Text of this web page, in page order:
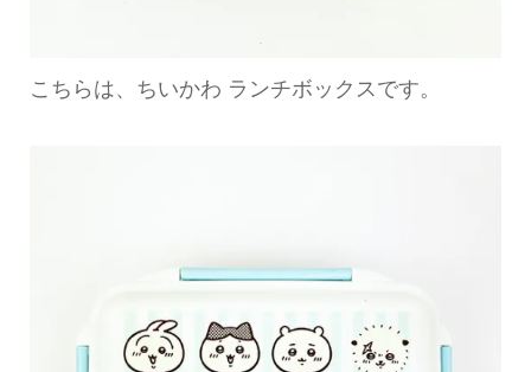
こちらは、ちいかわ ランチボックスです。